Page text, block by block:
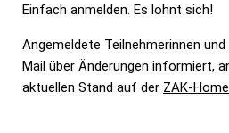
Einfach anmelden. Es lohnt sich!
Angemeldete Teilnehmerinnen
Mail über Änderungen informiert,
aktuellen Stand auf der ZAK-